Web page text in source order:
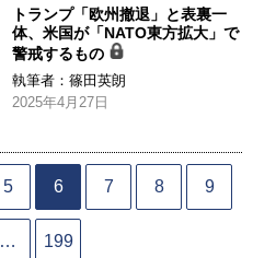
トランプ「欧州撤退」と表裏一
体、米国が「NATO東方拡大」で
警戒するもの
執筆者：篠田英朗
2025年4月27日
5 6 7 8 9
… 199